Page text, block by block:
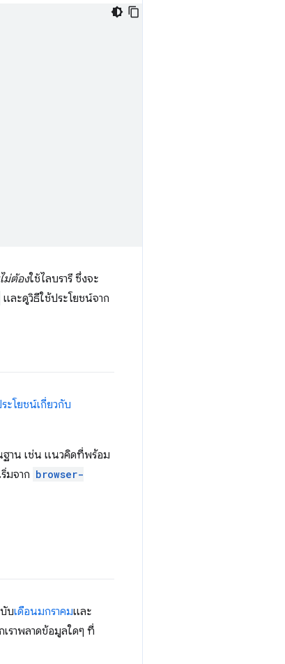
ม่ต้องใช้ไลบรารี ซึ่งจะ
และดูวิธีใช้ประโยชน์จาก
ะโยชน์เกี่ยวกับ
ฐาน เช่น แนวคิดที่พร้อม
มจาก browser-
บเดือนมกราคมและ
เราพลาดข้อมูลใดๆ ที่